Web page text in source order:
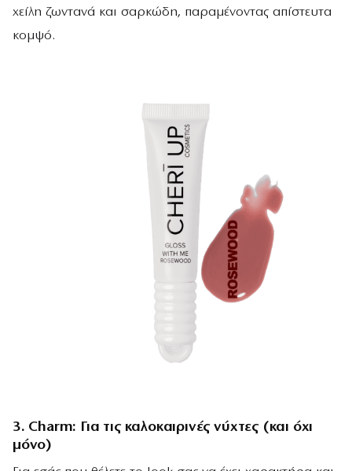
χείλη ζωντανά και σαρκώδη, παραμένοντας απίστευτα
κομψό.
3. Charm: Για τις καλοκαιρινές νύχτες (και όχι
μόνο)